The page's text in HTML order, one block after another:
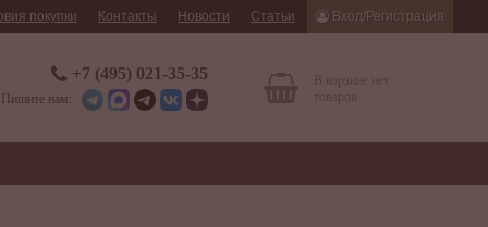
покупки Контакты Новости Статьи Вход/Регистрация
В корзине нет
+7 (495) 021-35-35
Пишите нам: